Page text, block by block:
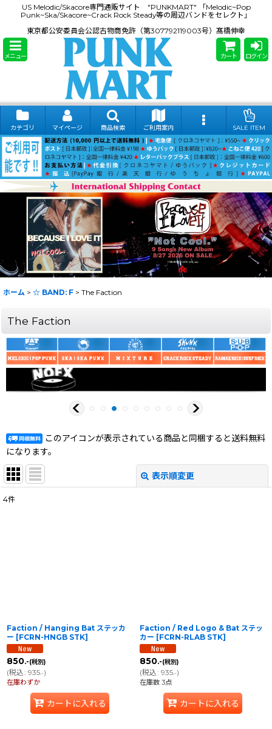
US Melodic/Skacore専門通販サイト "PUNKMART" 「Melodic~Pop
Punk~Ska/Skacore~Crack Rock Steady等の周辺バンドをセレクト」
東京都公安委員会公認古物商免許（第307792119003号）髙橋伸幸
メニュー カート ログイン
カテゴリ マイページ 商品検索 ご利用案内 SALE ITEM
ホーム > ☆ BAND: F > The Faction
The Faction
このアイコンが表示されている商品と同梱すると送料無料
になります。
表示順変更
4件
Faction / Hanging Bat ステッカ
ー [FCRN-HNGB STK]
850.-(税別)
(税込: 935.-)
在庫わずか
カートに入れる
Faction / Red Logo & Bat ステッ
カー [FCRN-RLAB STK]
850.-(税別)
(税込: 935.-)
在庫数 3点
カートに入れる